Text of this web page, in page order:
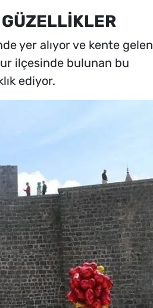
yer alıyor ve kente gelen
ilçesinde bulunan bu
ediyor.